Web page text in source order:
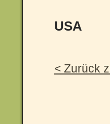
USA
< Zurück